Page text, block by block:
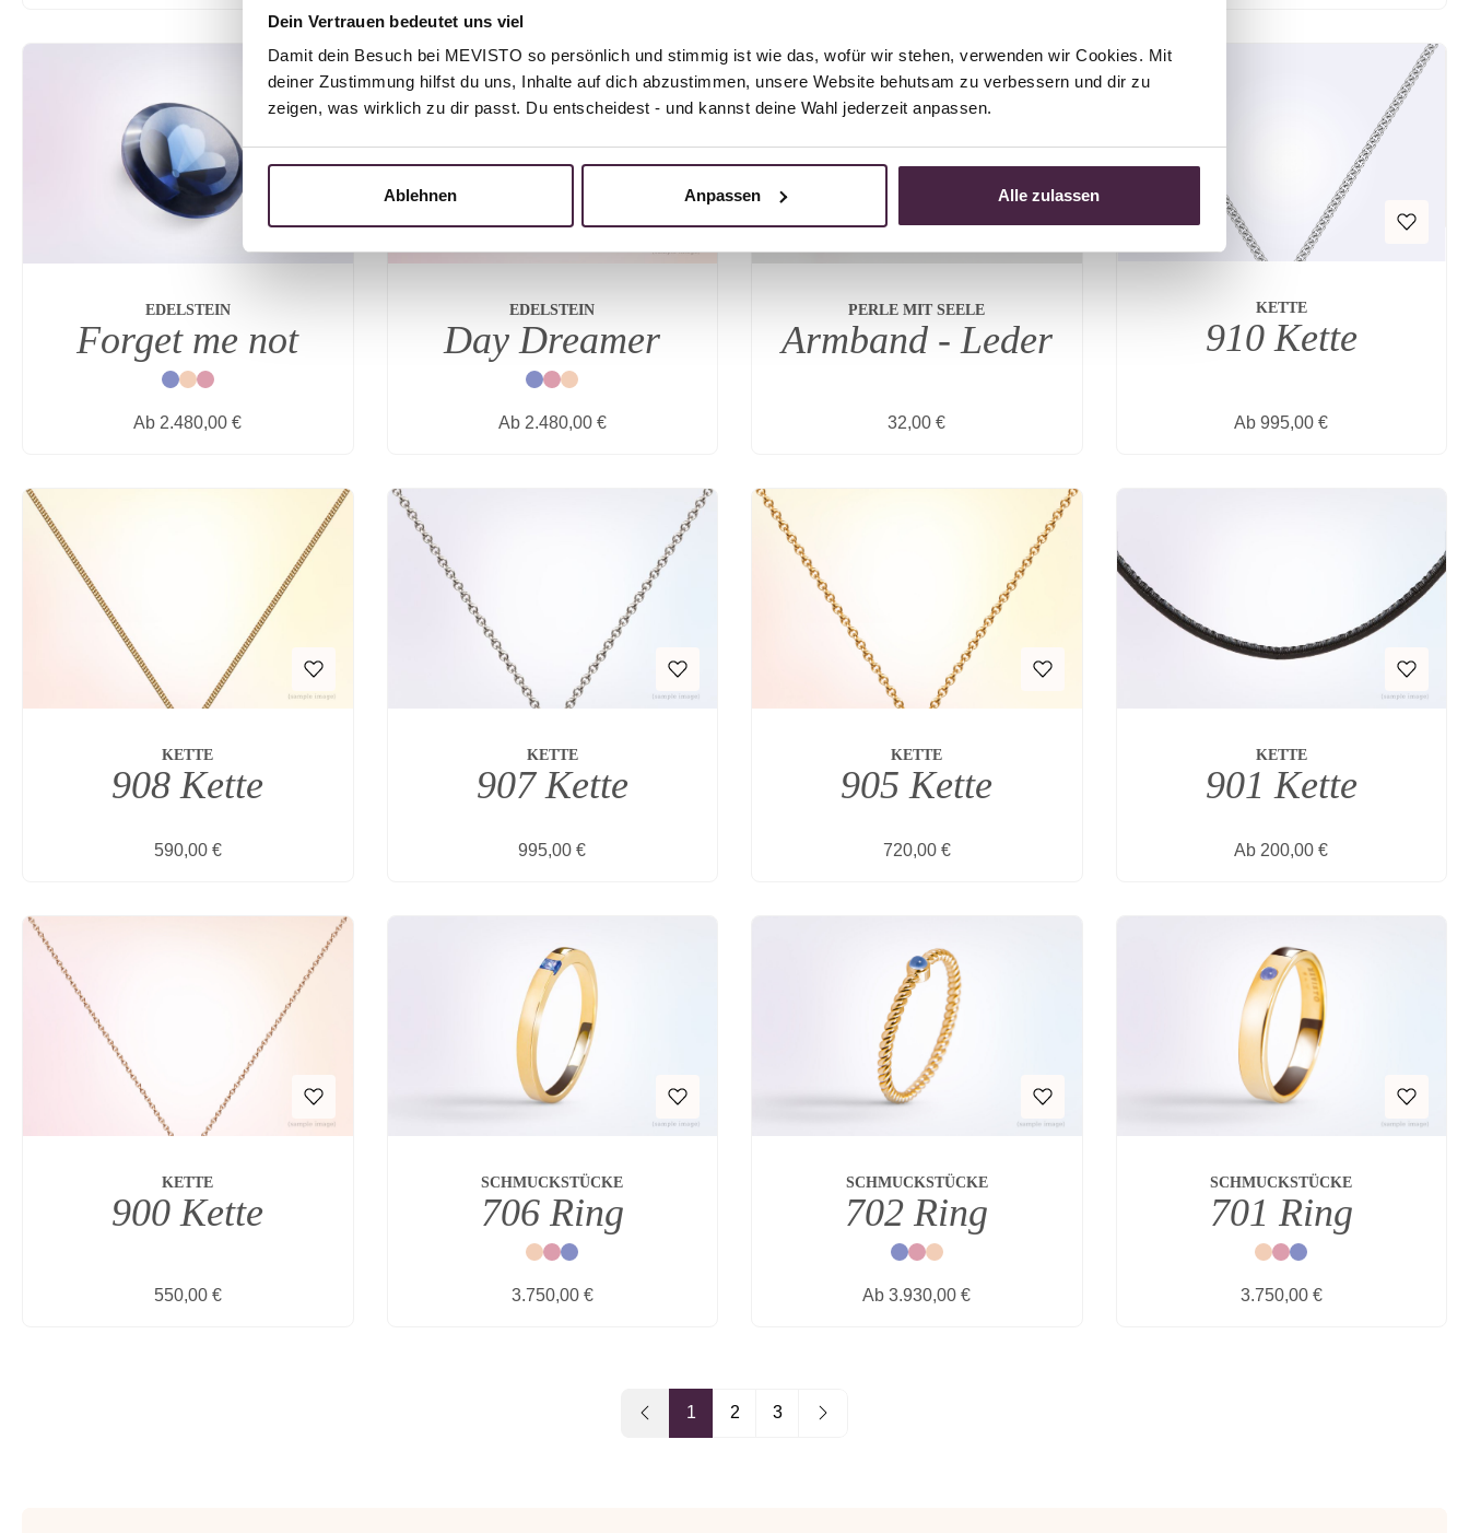
Dein Vertrauen bedeutet uns viel
Damit dein Besuch bei MEVISTO so persönlich und stimmig ist wie das, wofür wir stehen, verwenden wir Cookies. Mit
deiner Zustimmung hilfst du uns, Inhalte auf dich abzustimmen, unsere Website behutsam zu verbessern und dir zu
zeigen, was wirklich zu dir passt. Du entscheidest - und kannst deine Wahl jederzeit anpassen.
Ablehnen Anpassen Alle zulassen
EDELSTEIN
Forget me not
Blau
Natur
Rot
Regulärer Preis:
Ab 2.480,00 €
EDELSTEIN
Day Dreamer
Blau
RotNatur
Regulärer Preis:
Ab 2.480,00 €
PERLE MIT SEELE
Armband - Leder
Regulärer Preis:
32,00 €
KETTE
910 Kette
Regulärer Preis:
Ab995,00 €
KETTE
908 Kette
Regulärer Preis:
590,00 €
KETTE
907 Kette
Regulärer Preis:
995,00 €
KETTE
905 Kette
Regulärer Preis:
720,00 €
KETTE
901 Kette
Regulärer Preis:
Ab 200,00 €
KETTE
900 Kette
Regulärer Preis:
550,00 €
SCHMUCKSTÜCKE
706 Ring
Natur
RotBlau
Regulärer Preis:
3.750,00 €
SCHMUCKSTÜCKE
702 Ring
Blau
RotNatur
Regulärer Preis:
Ab3.930,00 €
SCHMUCKSTÜCKE
701 Ring
Natur
RotBlau
Regulärer Preis:
3.750,00 €
Seite
1
Seite
2
Seite
3